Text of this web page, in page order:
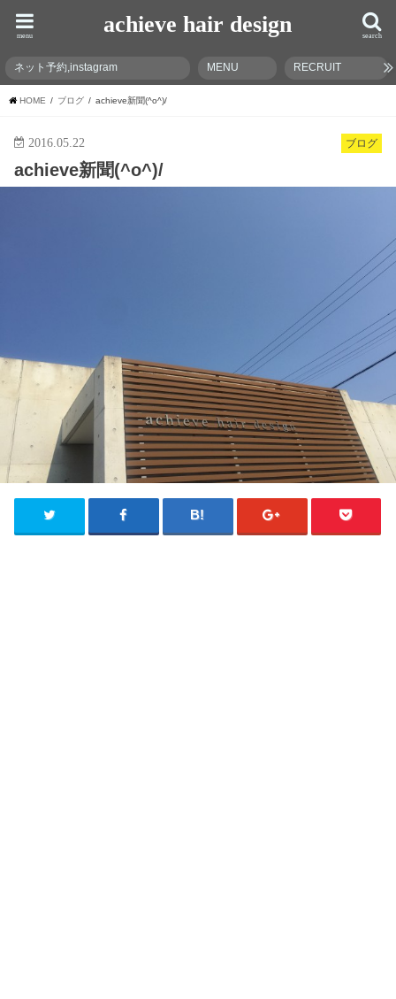
achieve hair design search
menu
ネット予約,instagram MENU RECRUIT
HOME ブログ achieve新聞(^o^)/
ブログ
2016.05.22
achieve新聞(^o^)/